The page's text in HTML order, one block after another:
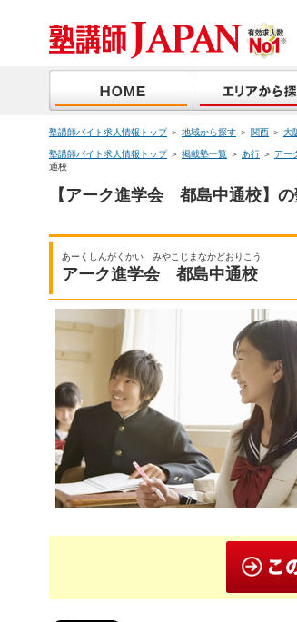
塾講師バイト求人情報トップ＞ 地域から探す ＞ 関西 ＞ 大
塾講師バイト求人情報トップ＞ 掲載塾一覧 ＞ あ行 ＞ アー
通校
【アーク進学会 都島中通校】
あーくしんがくかい みやこじまなかどおりこう
アーク進学会 都島中通校